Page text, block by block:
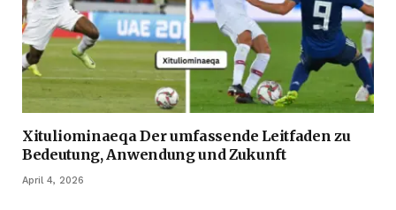
Xituliominaeqa Der umfassende Leitfaden zu
Bedeutung, Anwendung und Zukunft
April 4, 2026